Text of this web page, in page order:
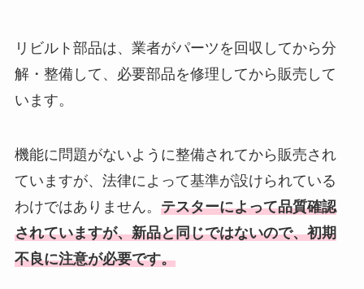
リビルト部品は、業者がパーツを回収してから分
解・整備して、必要部品を修理してから販売して
います。
機能に問題がないように整備されてから販売され
ていますが、法律によって基準が設けられている
わけではありません。 テスターによって品質確認
されていますが、新品と同じではないので、初期
不良に注意が必要です。